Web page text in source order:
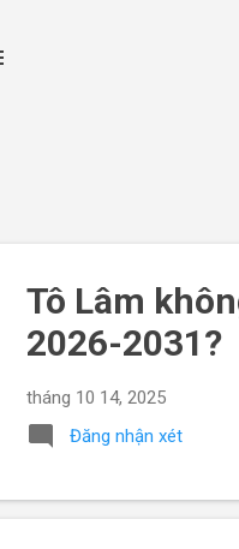
Tô Lâm
2026-2031?
tháng 10 14, 2025
Đăng nhận xét